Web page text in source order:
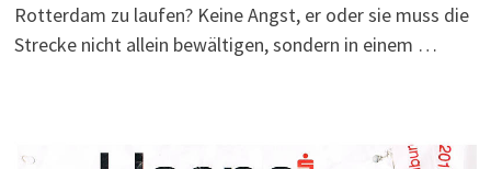
Rotterdam zu laufen? Keine Angst, er oder sie muss die
Strecke nicht allein bewältigen, sondern in einem …